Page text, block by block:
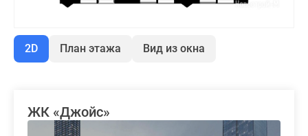
2D План этажа Вид из окна
ЖК «Джойс»